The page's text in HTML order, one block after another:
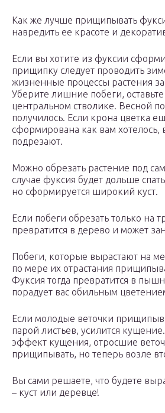
Как же лучше прищипывать
навредить ее красоте и
Если вы хотите из фуксии
прищипку следует проводить
жизненные процессы растения
Уберите лишние побеги,
центральном стволике. Весной
получилось. Если крона цветка
сформирована как вам хотелось,
подрезают.
Можно обрезать растение под
случае фуксия будет дольше
но сформируется широкий куст.
Если побеги обрезать только на
превратится в дерево и может
Побеги, которые вырастают на
по мере их отрастания
Фуксия тогда превратится в
порадует вас обильным
Если молодые веточки
парой листьев, усилится
эффект кущения, отросшие
прищипывать, но теперь возле
Вы сами решаете, что будете
– куст или деревце!